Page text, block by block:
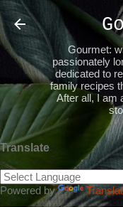
Gourmet:
passionately
dedicated to
family recipes
After all, I am
Translate
Powered by